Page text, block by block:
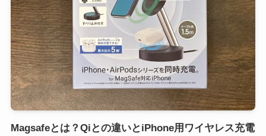
Magsafeとは？Qiとの違いとiPhone用ワイヤレス充電